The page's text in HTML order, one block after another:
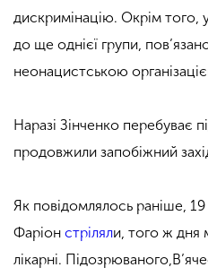
дискримінацію. Окрім того,
до ще однієї групи,
неонацистською
Наразі Зінченко перебуває
продовжили запобіжний
Як повідомлялось раніше,
Фаріон стріляли, того ж дня
лікарні.